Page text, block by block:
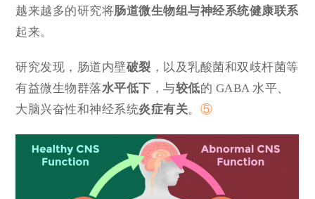
越来越多的研究将肠道微生物组与神经系统健康联系
起来。
研究发现，肠道内壁破裂 ，以及乳酸菌和双歧杆菌等
有益微生物群落水平低下 ，与较低的 GABA 水平、
大脑兴奋性和神经系统炎症有关。 ⑤